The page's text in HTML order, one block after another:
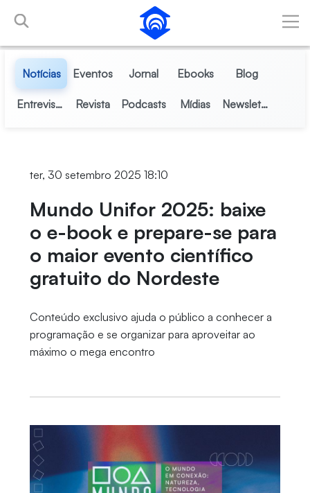
Pular para o Conteúdo principal
Notícias Eventos Jornal Ebooks Blog
Entrevistas Revista Podcasts Mídias Newsletter
ter, 30 setembro 2025 18:10
Mundo Unifor 2025: baixe
o e-book e prepare-se para
o maior evento científico
gratuito do Nordeste
Conteúdo exclusivo ajuda o público a conhecer a
programação e se organizar para aproveitar ao
máximo o mega encontro